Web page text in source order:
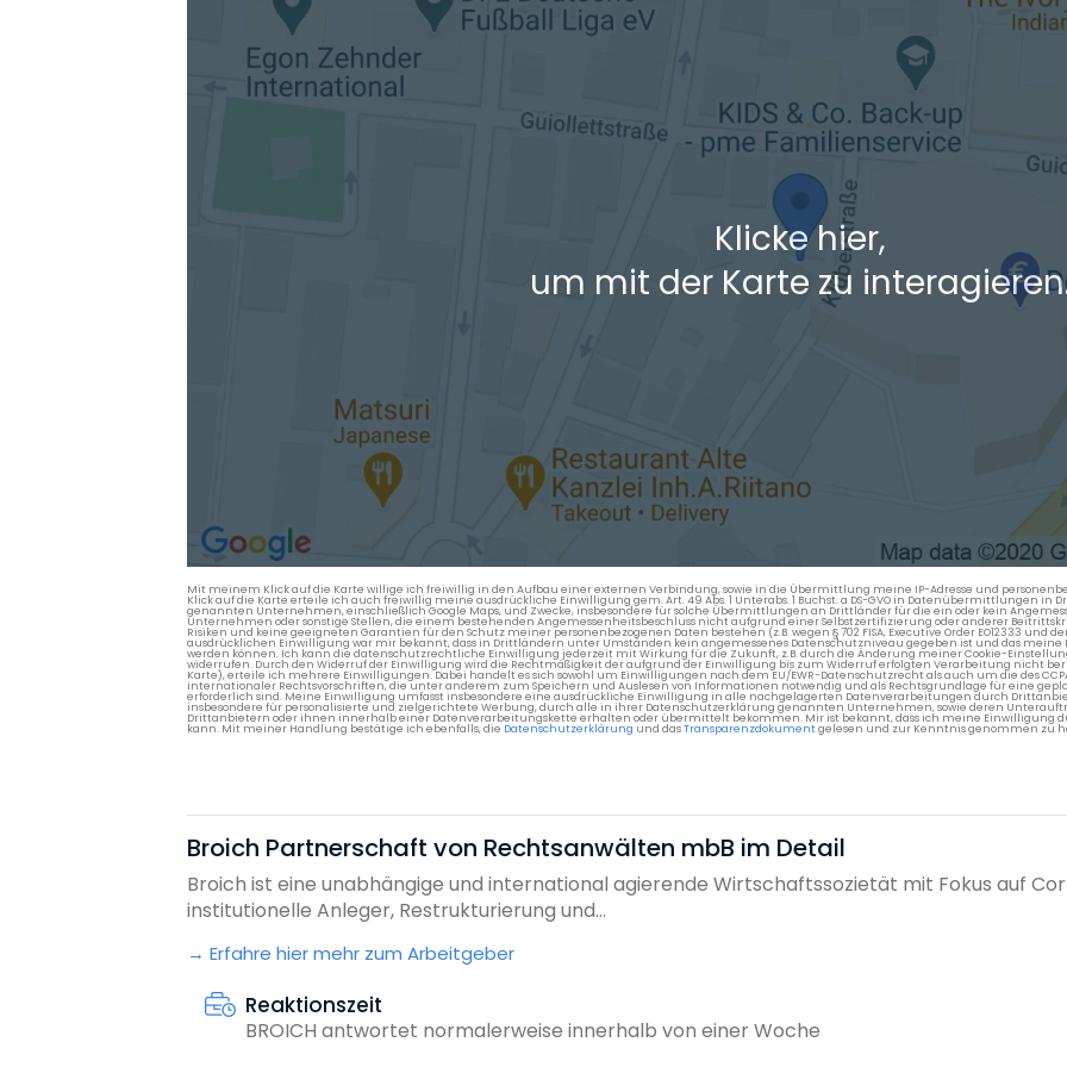
Die berechneten Anreisezeiten basieren auf den Verkehrsdaten eines typischen Dienstag morgens um 8:30.
Klicke hier,
um mit der Karte zu
Mit meinem Klick auf die Karte willige ich freiwillig in den Aufbau einer externen Verbindung, sowie in die Übermittlung meine IP-Adresse und
Klick auf die Karte erteile ich auch freiwillig meine ausdrückliche Einwilligung gem. Art. 49 Abs. 1 Unterabs. 1 Buchst. a DS-GVO in Datenübermittlungen
genannten Unternehmen, einschließlich Google Maps, und Zwecke, insbesondere für solche Übermittlungen an Drittländer für die ein oder kein
Unternehmen oder sonstige Stellen, die einem bestehenden Angemessenheitsbeschluss nicht aufgrund einer Selbstzertifizierung oder anderer
Risiken und keine geeigneten Garantien für den Schutz meiner personenbezogenen Daten bestehen (z.B. wegen § 702 FISA, Executive Order EO12333 und
ausdrücklichen Einwilligung war mir bekannt, dass in Drittländern unter Umständen kein angemessenes Datenschutzniveau gegeben ist und das
werden können. Ich kann die datenschutzrechtliche Einwilligung jederzeit mit Wirkung für die Zukunft, z.B. durch die Änderung meiner Cookie-
widerrufen. Durch den Widerruf der Einwilligung wird die Rechtmäßigkeit der aufgrund der Einwilligung bis zum Widerruf erfolgten Verarbeitung nicht
Karte), erteile ich mehrere Einwilligungen. Dabei handelt es sich sowohl um Einwilligungen nach dem EU/EWR-Datenschutzrecht als auch um die des
internationaler Rechtsvorschriften, die unter anderem zum Speichern und Auslesen von Informationen notwendig und als Rechtsgrundlage für eine
erforderlich sind. Meine Einwilligung umfasst insbesondere eine ausdrückliche Einwilligung in alle nachgelagerten Datenverarbeitungen durch
insbesondere für personalisierte und zielgerichtete Werbung, durch alle in ihrer Datenschutzerklärung genannten Unternehmen, sowie deren
Drittanbietern oder ihnen innerhalb einer Datenverarbeitungskette erhalten oder übermittelt bekommen. Mir ist bekannt, dass ich meine Einwilligung
kann. Mit meiner Handlung bestätige ich ebenfalls, die Datenschutzerklärung und dasTransparenzdokumentgelesen und zur Kenntnis genommen zu
Broich Partnerschaft von Rechtsanwälten mbB im Detail
Broich ist eine unabhängige und international agierende Wirtschaftssozietät mit Fokus auf
institutionelle Anleger, Restrukturierung und...
Erfahre hier mehr zum Arbeitgeber
Reaktionszeit
BROICH antwortet normalerweise innerhalb von einer Woche